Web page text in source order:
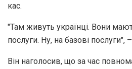
кас.
"Там живуть українці. Вони
послуги. Ну, на базові послуги",
Він наголосив, що за час